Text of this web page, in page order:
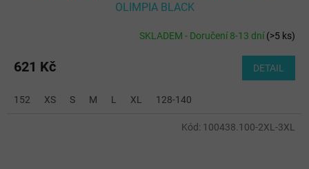
OLIMPIA BLACK
SKLADEM - Doručení 8-13 dní(>5 ks)
621 Kč DETAIL
152 XS S M L XL 128-140
Kód: 100438.100-2XL-3XL